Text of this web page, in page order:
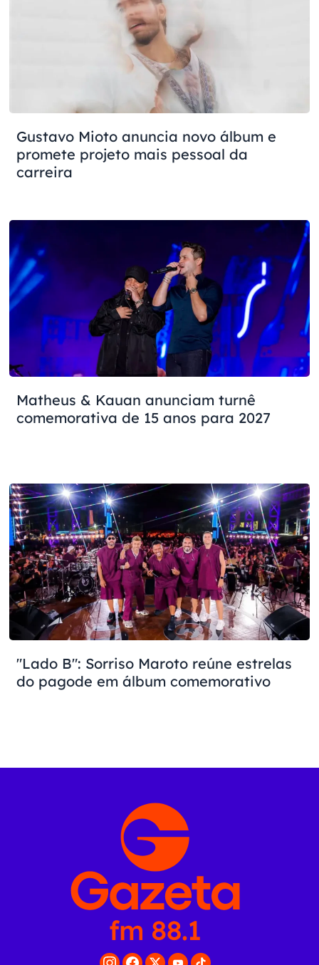
Gustavo Mioto anuncia novo álbum e
promete projeto mais pessoal da
carreira
Matheus & Kauan anunciam turnê
comemorativa de 15 anos para 2027
"Lado B": Sorriso Maroto reúne estrelas
do pagode em álbum comemorativo